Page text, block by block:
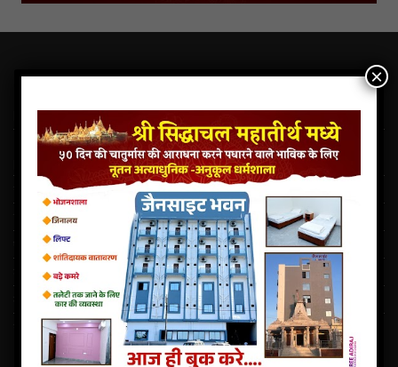
LATEST NEWS OF JAINS
Latest Jain Dharamshala In Palitana
This story dates back to the time when India and Pakistan
partitioned in 1947
राजस्थान में दो मंदिर की चोरी ऐवंम परमात्मा को खण्डित किये गये
सिद्धाचल मध्ये जैन साइट भुवन पालीताना अनेक सुविधा से सुशोभित तीर्थ.
पालीताना का सौप्रथम सहस्त्रकूट जिनालय
कालधर्म समाचार
माणिभद्र वीर की शक्तिपीठ का शिलान्यास
नवपदजी की ओली से कोढ दूर हो सकते है तो…कोरोना क्यों नहीं ⁉️
×